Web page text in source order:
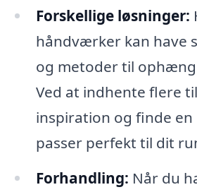
Forskellige løsninger:
håndværker kan have
og metoder til
Ved at indhente flere
inspiration og finde
passer perfekt til dit
Forhandling: Når du